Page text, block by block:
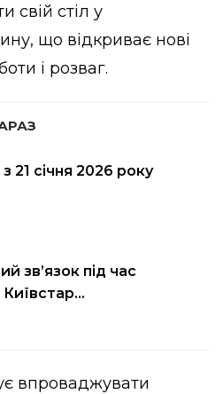
свій стіл у
що відкриває нові
і розваг.
21 січня 2026 року
зв’язок під час
Київстар…
впроваджувати